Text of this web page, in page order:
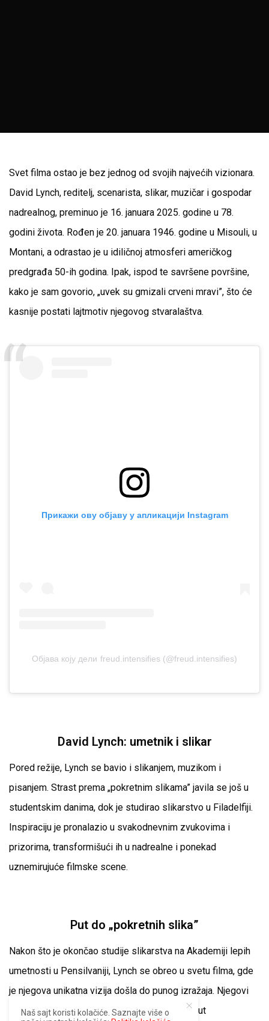
Svet filma ostao je bez jednog od svojih najvećih vizionara.
David Lynch, reditelj, scenarista, slikar, muzičar i gospodar
nadrealnog, preminuo je 16. januara 2025. godine u 78.
godini života. Rođen je 20. januara 1946. godine u Misouli, u
Montani, a odrastao je u idiličnoj atmosferi američkog
predgrađa 50-ih godina. Ipak, ispod te savršene površine,
kako je sam govorio, „uvek su gmizali crveni mravi”, što će
kasnije postati lajtmotiv njegovog stvaralaštva.
Прикажи ову објаву у апликацији Instagram
Објава коју дели freud.intensifies (@freud.intensifies)
David Lynch: umetnik i slikar
Pored režije, Lynch se bavio i slikanjem, muzikom i
pisanjem. Strast prema „pokretnim slikama” javila se još u
studentskim danima, dok je studirao slikarstvo u Filadelfiji.
Inspiraciju je pronalazio u svakodnevnim zvukovima i
prizorima, transformišući ih u nadrealne i ponekad
uznemirujuće filmske scene.
Put do „pokretnih slika”
Nakon što je okončao studije slikarstva na Akademiji lepih
umetnosti u Pensilvaniji, Lynch se obreo u svetu filma, gde
je njegova unikatna vizija došla do punog izražaja. Njegovi
filmovi, od ranih eksperimentalnih radova poput
Naš sajt koristi kolačiće. Saznajte više o